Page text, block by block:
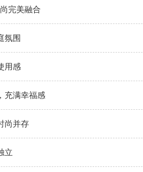
完美融合
氛围
用感
充满幸福感
尚并存
立